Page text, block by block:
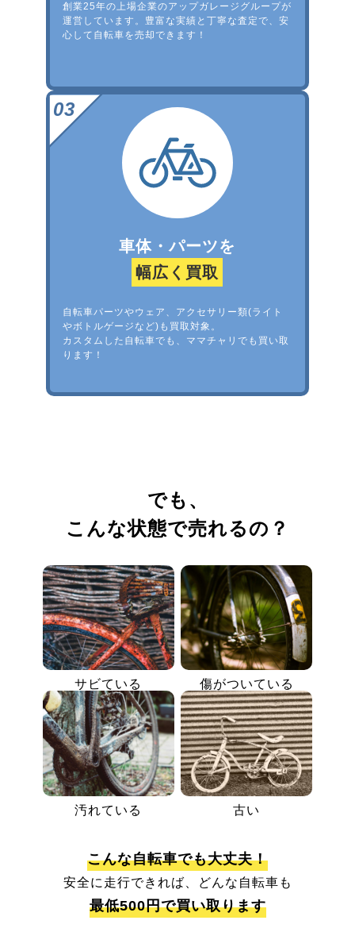
創業25年の上場企業のアップガレージグループが
運営しています。豊富な実績と丁寧な査定で、安
心して自転車を売却できます！
車体・パーツを
幅広く買取
自転車パーツやウェア、アクセサリー類(ライト
やボトルゲージなど)も買取対象。
カスタムした自転車でも、ママチャリでも買い取
ります！
でも、
こんな状態で売れるの？
サビている 傷がついている
汚れている 古い
こんな自転車でも大丈夫！
安全に走行できれば、どんな自転車も
最低500円で買い取ります